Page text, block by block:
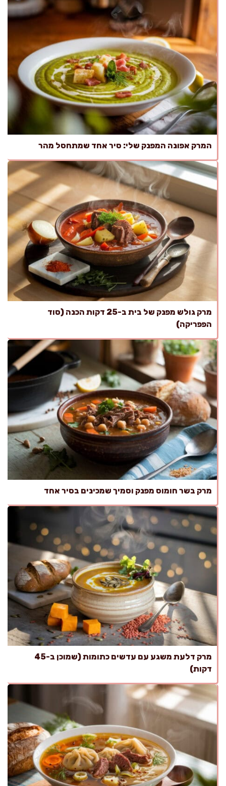
המרק אפונה המפנק שלי: סיר אחד שמתחסל מהר
מרק גולש מפנק של בית ב-25 דקות הכנה (סוד
הפפריקה)
מרק בשר חומוס מפנק וסמיך שמכינים בסיר אחד
מרק דלעת משגע עם עדשים כתומות (שמוכן ב-45
דקות)